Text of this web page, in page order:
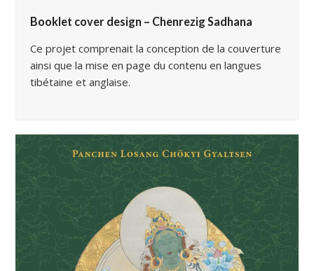
Booklet cover design – Chenrezig Sadhana
Ce projet comprenait la conception de la couverture
ainsi que la mise en page du contenu en langues
tibétaine et anglaise.